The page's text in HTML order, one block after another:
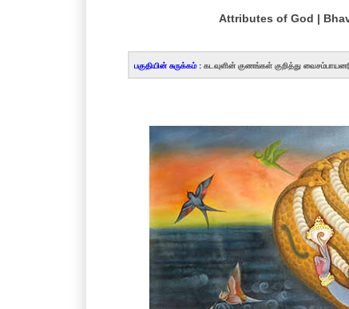
Attributes of God |
பகுதியின் சுருக்கம் : கடவுளின் குணங்கள் குறித்து